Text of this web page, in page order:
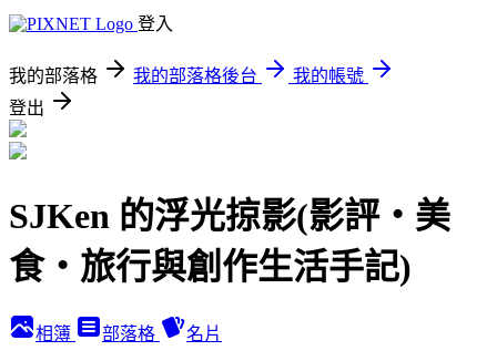
登入
我的部落格 我的部落格後台
我的帳號
登出
SJKen 的浮光掠影(影評‧美
食‧旅行與創作生活手記)
相簿 部落格 名片